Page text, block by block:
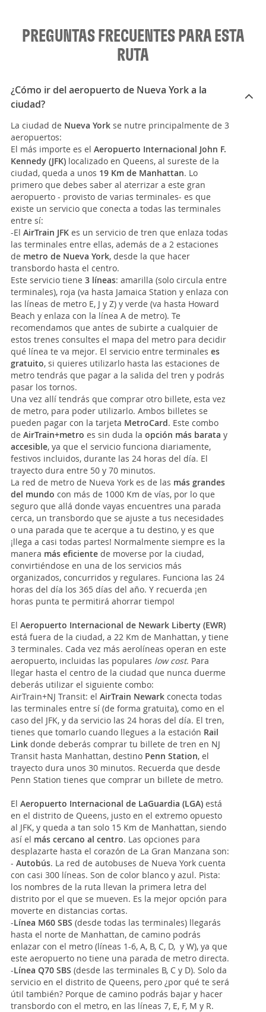
PREGUNTAS FRECUENTES PARA ESTA
RUTA
¿Cómo ir del aeropuerto de Nueva York a la
ciudad?
La ciudad de Nueva York se nutre principalmente de 3
aeropuertos:
El más importe es el Aeropuerto Internacional John F.
Kennedy (JFK) localizado en Queens, al sureste de la
ciudad, queda a unos 19 Km de Manhattan. Lo
primero que debes saber al aterrizar a este gran
aeropuerto - provisto de varias terminales- es que
existe un servicio que conecta a todas las terminales
entre sí:
-El AirTrain JFK es un servicio de tren que enlaza todas
las terminales entre ellas, además de a 2 estaciones
de metro de Nueva York, desde la que hacer
transbordo hasta el centro.
Este servicio tiene 3 líneas: amarilla (solo circula entre
terminales), roja (va hasta Jamaica Station y enlaza con
las líneas de metro E, J y Z) y verde (va hasta Howard
Beach y enlaza con la línea A de metro). Te
recomendamos que antes de subirte a cualquier de
estos trenes consultes el mapa del metro para decidir
qué línea te va mejor. El servicio entre terminales es
gratuito, si quieres utilizarlo hasta las estaciones de
metro tendrás que pagar a la salida del tren y podrás
pasar los tornos.
Una vez allí tendrás que comprar otro billete, esta vez
de metro, para poder utilizarlo. Ambos billetes se
pueden pagar con la tarjeta MetroCard. Este combo
de AirTrain+metro es sin duda la opción más barata y
accesible, ya que el servicio funciona diariamente,
festivos incluidos, durante las 24 horas del día. El
trayecto dura entre 50 y 70 minutos.
La red de metro de Nueva York es de las más grandes
del mundo con más de 1000 Km de vías, por lo que
seguro que allá donde vayas encuentres una parada
cerca, un transbordo que se ajuste a tus necesidades
o una parada que te acerque a tu destino, y es que
¡llega a casi todas partes! Normalmente siempre es la
manera más eficiente de moverse por la ciudad,
convirtiéndose en una de los servicios más
organizados, concurridos y regulares. Funciona las 24
horas del día los 365 días del año. Y recuerda ¡en
horas punta te permitirá ahorrar tiempo!
El Aeropuerto Internacional de Newark Liberty (EWR)
está fuera de la ciudad, a 22 Km de Manhattan, y tiene
3 terminales. Cada vez más aerolíneas operan en este
aeropuerto, incluidas las populares low cost. Para
llegar hasta el centro de la ciudad que nunca duerme
deberás utilizar el siguiente combo:
AirTrain+NJ Transit: el AirTrain Newark conecta todas
las terminales entre sí (de forma gratuita), como en el
caso del JFK, y da servicio las 24 horas del día. El tren,
tienes que tomarlo cuando llegues a la estación Rail
Link donde deberás comprar tu billete de tren en NJ
Transit hasta Manhattan, destino Penn Station, el
trayecto dura unos 30 minutos. Recuerda que desde
Penn Station tienes que comprar un billete de metro.
El Aeropuerto Internacional de LaGuardia (LGA) está
en el distrito de Queens, justo en el extremo opuesto
al JFK, y queda a tan solo 15 Km de Manhattan, siendo
así el más cercano al centro. Las opciones para
desplazarte hasta el corazón de La Gran Manzana son:
- Autobús. La red de autobuses de Nueva York cuenta
con casi 300 líneas. Son de color blanco y azul. Pista:
los nombres de la ruta llevan la primera letra del
distrito por el que se mueven. Es la mejor opción para
moverte en distancias cortas.
-Línea M60 SBS (desde todas las terminales) llegarás
hasta el norte de Manhattan, de camino podrás
enlazar con el metro (líneas 1-6, A, B, C, D, y W), ya que
este aeropuerto no tiene una parada de metro directa.
-Línea Q70 SBS (desde las terminales B, C y D). Solo da
servicio en el distrito de Queens, pero ¿por qué te será
útil también? Porque de camino podrás bajar y hacer
transbordo con el metro, en las líneas 7, E, F, M y R.